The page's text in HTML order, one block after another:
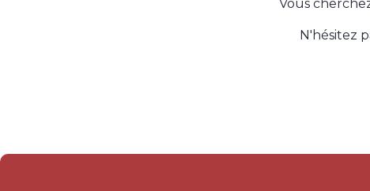
Vous
N'hésitez